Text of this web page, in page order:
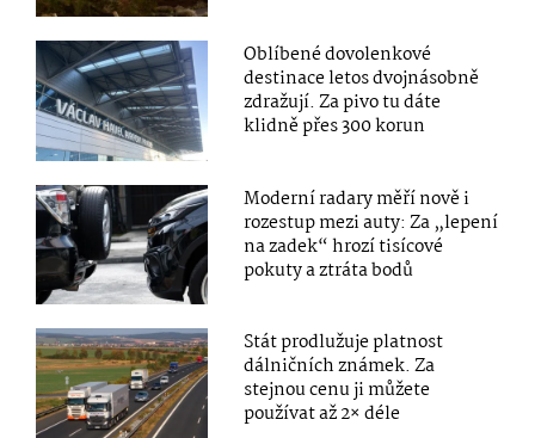
Oblíbené dovolenkové
destinace letos dvojnásobně
zdražují. Za pivo tu dáte
klidně přes 300 korun
Moderní radary měří nově i
rozestup mezi auty: Za „lepení
na zadek“ hrozí tisícové
pokuty a ztráta bodů
Stát prodlužuje platnost
dálničních známek. Za
stejnou cenu ji můžete
používat až 2× déle